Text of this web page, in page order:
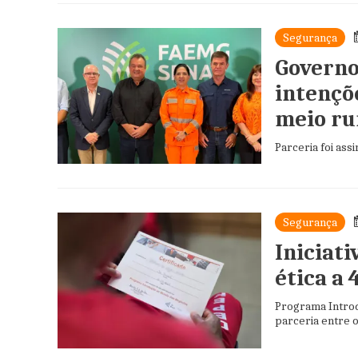
Segurança
meio
Parceria foi
Segurança
ética a
Programa
parceria entre